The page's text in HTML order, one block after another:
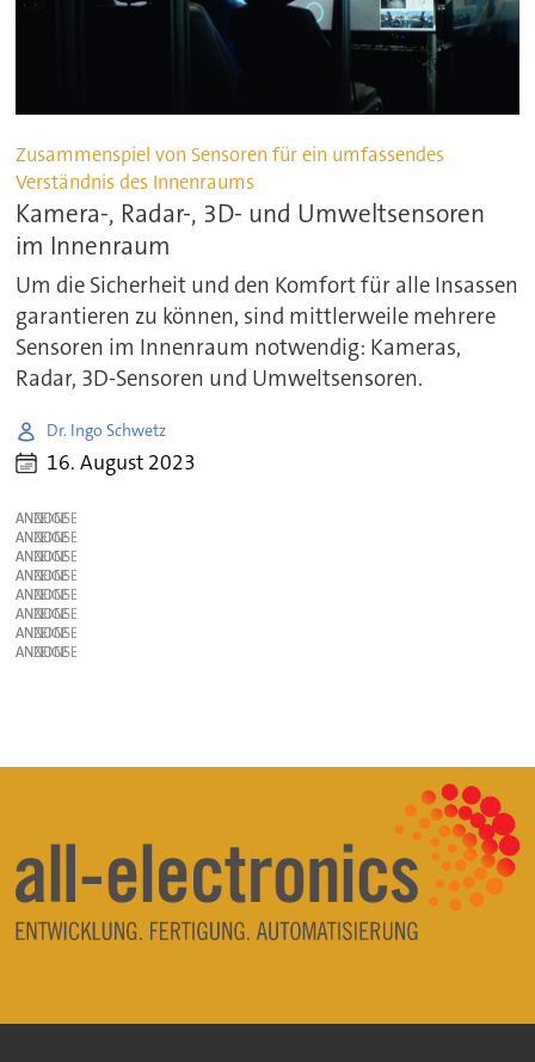
Zusammenspiel von Sensoren für ein umfassendes
Verständnis des Innenraums
Kamera-, Radar-, 3D- und Umweltsensoren
im Innenraum
Um die Sicherheit und den Komfort für alle Insassen
garantieren zu können, sind mittlerweile mehrere
Sensoren im Innenraum notwendig: Kameras,
Radar, 3D-Sensoren und Umweltsensoren.
Dr. Ingo Schwetz
16. August 2023
ANZEIGE
ANZEIGE
ANZEIGE
ANZEIGE
ANZEIGE
ANZEIGE
ANZEIGE
ANZEIGE